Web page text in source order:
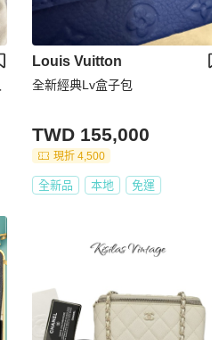
Louis Vuitton
全新經典Lv盒子包
TWD 155,000
現折 4,500
全新品 本地 免運